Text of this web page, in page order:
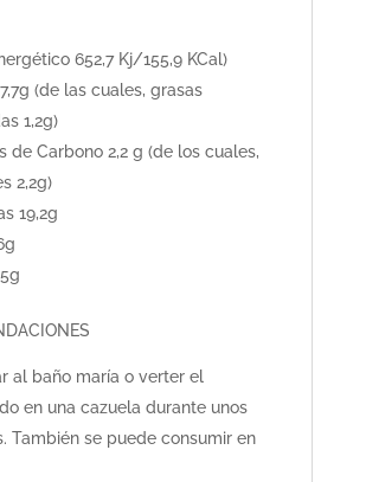
652,7 Kj/155,9 KCal)
(de las cuales, grasas
1,2g)
de Carbono 2,2 g (de los cuales,
2,2g)
19,2g
al baño maría o verter el
en una cazuela durante unos
También se puede consumir en